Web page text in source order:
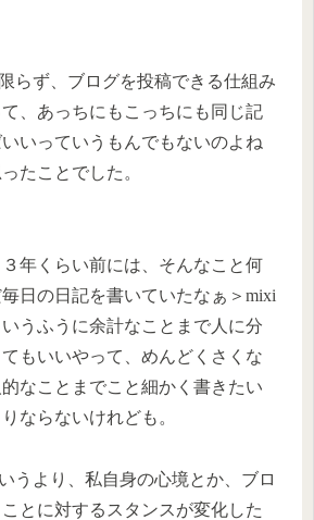
らず、ブログを投稿できる仕組み
、あっちにもこっちにも同じ記
いっていうもんでもないのよね
たことでした。
年くらい前には、そんなこと何
日の日記を書いていたなぁ＞mixi
うふうに余計なことまで人に分
もいいやって、めんどくさくな
なことまでこと細かく書きたい
ならないけれども。
うより、私自身の心境とか、ブロ
とに対するスタンスが変化した